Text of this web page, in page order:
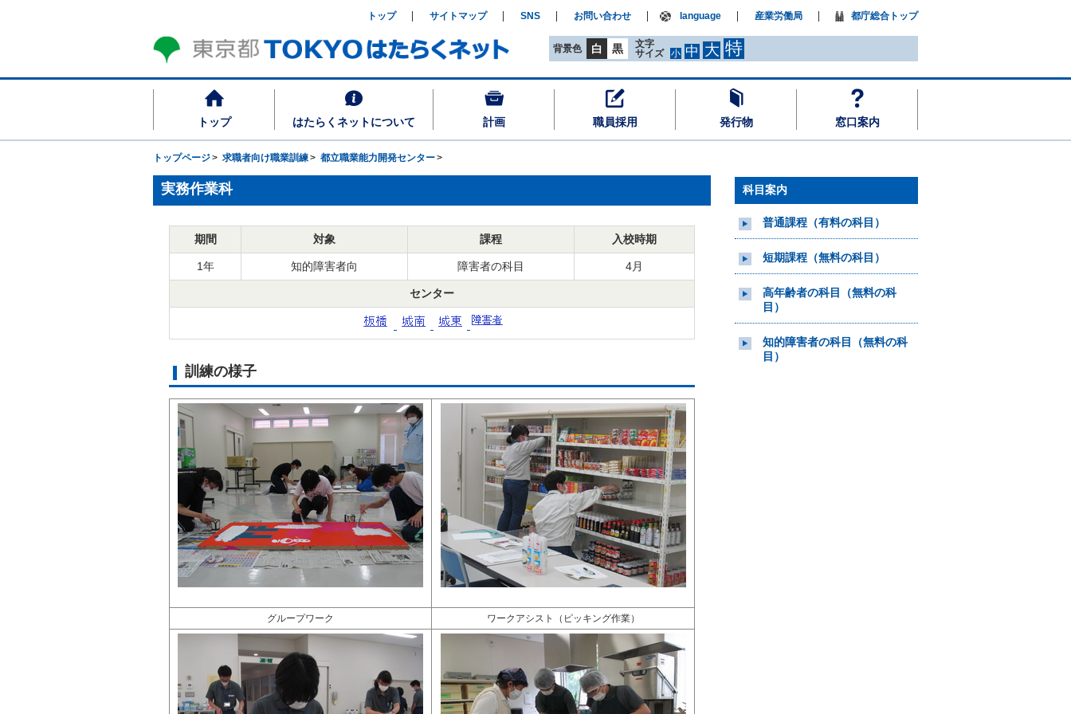
トップ はたらくネットについて 計画 職員採用 発行物 窓口案内
背景色 白 黒
文字
サイズ
小 中 大 特
トップ サイトマップ SNS お問い合わせ language 産業労働局 都庁総合トップ
トップページ 求職者向け職業訓練 都立職業能力開発センター
実務作業科
期間 対象 課程 入校時期
1年 知的障害者向 障害者の科目 4月
センター
訓練の様子
グループワーク ワークアシスト（ピッキング作業）
科目案内
普通課程（有料の科目）
短期課程（無料の科目）
高年齢者の科目（無料の科
目）
知的障害者の科目（無料の科
目）